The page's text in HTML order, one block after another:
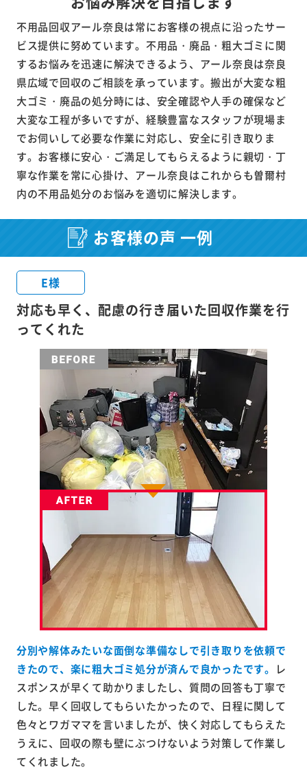
不用品回収アール奈良は常にお客様の視点に沿ったサー
ビス提供に努めています。不用品・廃品・粗大ゴミに関
するお悩みを迅速に解決できるよう、アール奈良は奈良
県広域で回収のご相談を承っています。搬出が大変な粗
大ゴミ・廃品の処分時には、安全確認や人手の確保など
大変な工程が多いですが、経験豊富なスタッフが現場ま
でお伺いして必要な作業に対応し、安全に引き取りま
す。お客様に安心・ご満足してもらえるように親切・丁
寧な作業を常に心掛け、アール奈良はこれからも曽爾村
内の不用品処分のお悩みを適切に解決します。
お客様の声 一例
E様
対応も早く、配慮の行き届いた回収作業を行
ってくれた
分別や解体みたいな面倒な準備なしで引き取りを依頼で
きたので、楽に粗大ゴミ処分が済んで良かったです。
レ
スポンスが早くて助かりましたし、質問の回答も丁寧で
した。早く回収してもらいたかったので、日程に関して
色々とワガママを言いましたが、快く対応してもらえた
うえに、回収の際も壁にぶつけないよう対策して作業し
てくれました。